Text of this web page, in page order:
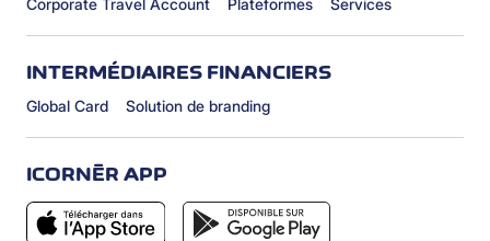
Corporate Travel Account
Plateformes Services
INTERMÉDIAIRES FINANCIERS
Global Card Solution de branding
ICORNÈR APP